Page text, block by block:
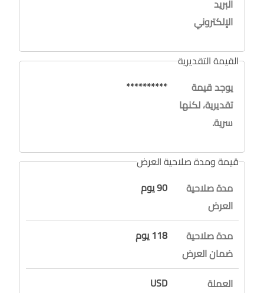
البريد
الإلكتروني
القيمة التقديرية
يوجد قيمة
تقديرية، لكنها
سرية.
**********
قيمة ومدة صلاحية العرض
مدة صلاحية
العرض
90 يوم
مدة صلاحية
ضمان العرض
118 يوم
العملة
USD